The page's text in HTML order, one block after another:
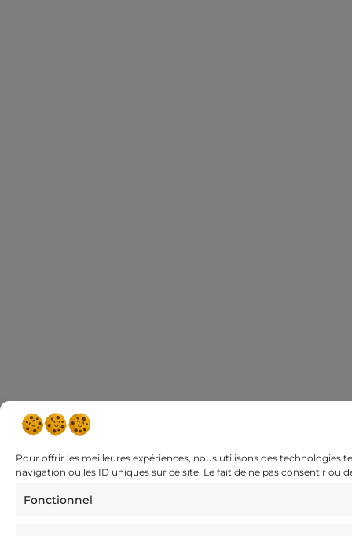
Pour offrir les meilleures expériences, nous utilisons des
navigation ou les ID uniques sur ce site. Le fait de ne pas consentir
Fonctionnel